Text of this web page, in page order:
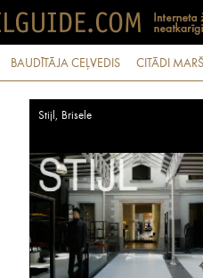
BAUDĪTĀJA CEĻVEDIS CITĀDI
Stijl, Brisele